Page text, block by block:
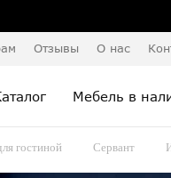
Отзывы О нас
Мебель в
гостиной Сервант